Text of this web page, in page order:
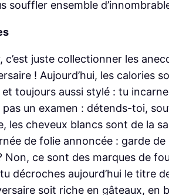
souffler ensemble
c’est juste collectionner les
! Aujourd’hui, les calories
et toujours aussi stylé : tu
pas un examen : détends-toi,
les cheveux blancs sont de la
de folie annoncée : garde de
Non, ce sont des marques de
décroches aujourd’hui le titre
soit riche en gâteaux, en